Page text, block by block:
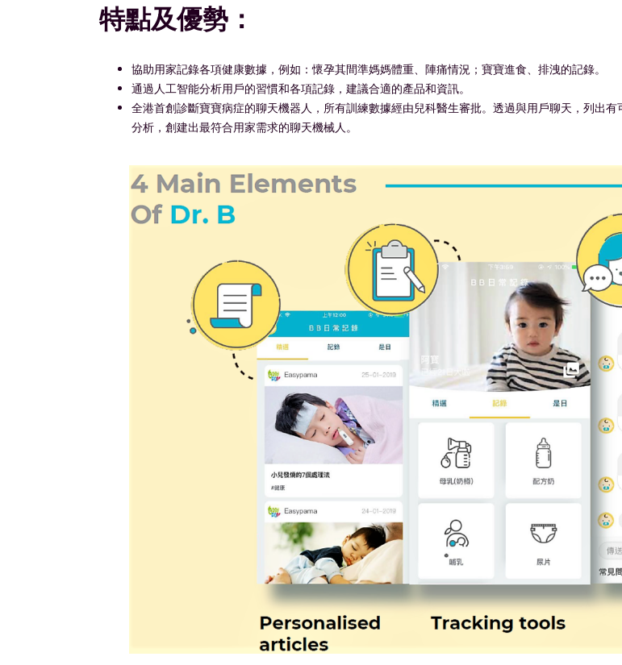
特點及優勢：
協助用家記錄各項健康數據，例如：懷孕其間準媽媽體重、陣痛情況；寶寶進食、排洩的記錄。
通過人工智能分析用戶的習慣和各項記錄，建議合適的產品和資訊。
全港首創診斷寶寶病症的聊天機器人，所有訓練數據經由兒科醫生審批。透過與用戶聊天，列出
分析，創建出最符合用家需求的聊天機械人。